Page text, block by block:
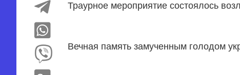
Траурное мероприятие состоялось
Вечная память замученным голодом